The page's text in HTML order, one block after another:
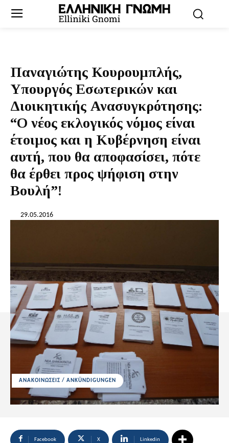
Παναγιώτης Κουρουμπλής,
Υπουργός Εσωτερικών και
Διοικητικής Ανασυγκρότησης:
“Ο νέος εκλογικός νόμος είναι
έτοιμος και η Κυβέρνηση είναι
αυτή, που θα αποφασίσει, πότε
θα έρθει προς ψήφιση στην
Βουλή”!
29.05.2016
ΑΝΑΚΟΙΝΩΣΕΙΣ / ANKÜNDIGUNGEN
Facebook X Linkedin